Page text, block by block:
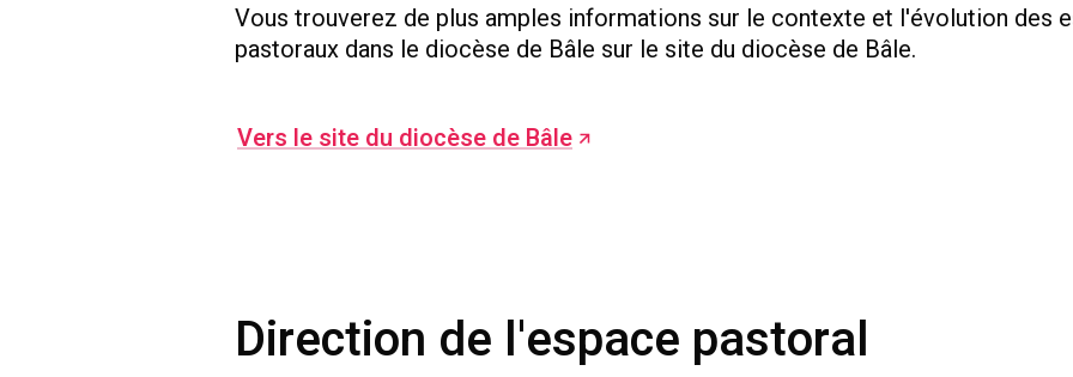
Vous trouverez de plus amples informations sur le contexte et l'évolution des
pastoraux dans le diocèse de Bâle sur le site du diocèse de Bâle.
Vers le site du diocèse de Bâle
Direction de l'espace pastoral